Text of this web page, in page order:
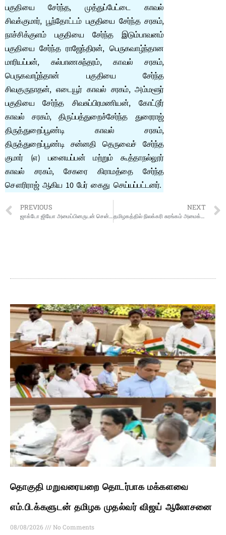
பகுதியை சேர்ந்த, முத்துப்பேட்டை காவல்
சிவக்குமார், பூந்தோட்டம் பகுதியை சேர்ந்த சரகம்,
நாச்சிக்குளம் பகுதியை சேர்ந்த இடும்பாவனம்
பகுதியை சேர்ந்த ராஜேந்திரன், பெருகவாழ்ந்தான
மாரியப்பன், கல்பாணசுந்தரம், காவல் சரகம்,
பெருகவாழ்ந்தான் பகுதியை சேர்ந்த
சிவகுருநாதன், எடையூர் காவல் சரகம், அம்மளூர்
பகுதியை சேர்ந்த சிவசுப்பிரமணியன், கோட்டூர்
காவல் சரகம், திருப்பத்துறைச்சேர்ந்த துரைராஜ்
திருத்துறைப்பூண்டி காவல் சரகம்,
திருத்துறைப்பூண்டி சன்னதி தெருவைச் சேர்ந்த
குமார் (எ) பனையப்பன் மற்றும் கூத்தாநல்லூர்
காவல் சரகம், சேகரை கிராமத்தை சேர்ந்த
சௌரிராஜ் ஆகிய 10 பேர் கைது செய்யப்பட்டனர்.
PREVIOUS
ஜாக்டோ ஜியோ அமைப்பினருடன் சென்னையில் அமைச்சர்கள் குழு பேச்சுவார்த்தை
NEXT
தமிழகத்தில் நிலக்கரி சுரங்கம் அமைக்கும் முடிவு ரத்து: மத்திய அமைச்சர் அறிவிப்பு
தொகுதி மறுவரையறை தொடர்பாக மக்களவை
எம்.பி.க்களுடன் தமிழக முதல்வர் விஜய் ஆலோசனை
08/08/2026
No Comments